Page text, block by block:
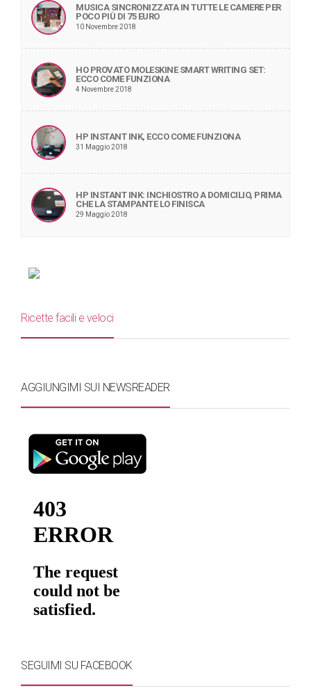
MUSICA SINCRONIZZATA IN TUTTE LE CAMERE PER
POCO PIÙ DI 75 EURO
10 Novembre 2018
HO PROVATO MOLESKINE SMART WRITING SET:
ECCO COME FUNZIONA
4 Novembre 2018
HP INSTANT INK, ECCO COME FUNZIONA
31 Maggio 2018
HP INSTANT INK: INCHIOSTRO A DOMICILIO, PRIMA
CHE LA STAMPANTE LO FINISCA
29 Maggio 2018
Ricette facili e veloci
AGGIUNGIMI SUI NEWSREADER
SEGUIMI SU FACEBOOK